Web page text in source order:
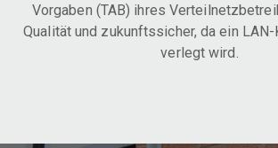
Vorgaben (TAB) ihres
Qualität und zukunftssicher, da ein
verlegt wird.